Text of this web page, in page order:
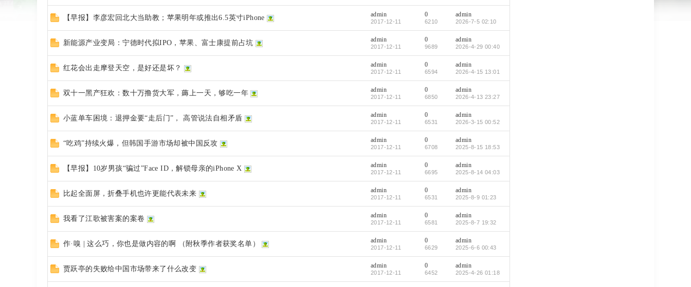
oa
rd
【早报】李彦宏回北大当助教；苹果明年或推出6.5英寸iPhone admin
2017-12-11
0
6210
admin
2026-7-5 02:10
新能源产业变局：宁德时代拟IPO，苹果、富士康提前占坑 admin
2017-12-11
0
9689
admin
2026-4-29 00:40
红花会出走摩登天空，是好还是坏？ admin
2017-12-11
0
6594
admin
2026-4-15 13:01
双十一黑产狂欢：数十万撸货大军，薅上一天，够吃一年 admin
2017-12-11
0
6850
admin
2026-4-13 23:27
小蓝单车困境：退押金要“走后门”， 高管说法自相矛盾 admin
2017-12-11
0
6531
admin
2026-3-15 00:52
“吃鸡”持续火爆，但韩国手游市场却被中国反攻 admin
2017-12-11
0
6708
admin
2025-8-15 18:53
【早报】10岁男孩“骗过”Face ID，解锁母亲的iPhone X admin
2017-12-11
0
6695
admin
2025-8-14 04:03
比起全面屏，折叠手机也许更能代表未来 admin
2017-12-11
0
6531
admin
2025-8-9 01:23
我看了江歌被害案的案卷 admin
2017-12-11
0
6581
admin
2025-8-7 19:32
作·嗅 | 这么巧，你也是做内容的啊 （附秋季作者获奖名单） admin
2017-12-11
0
6629
admin
2025-6-6 00:43
贾跃亭的失败给中国市场带来了什么改变 admin
2017-12-11
0
6452
admin
2025-4-26 01:18